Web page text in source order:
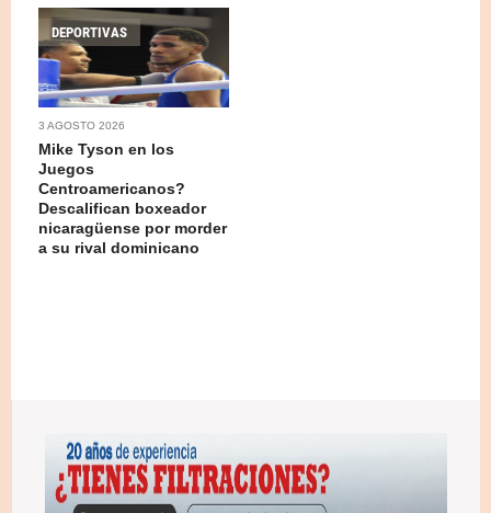
DEPORTIVAS
3 AGOSTO 2026
Mike Tyson en los
Juegos
Centroamericanos?
Descalifican boxeador
nicaragüense por morder
a su rival dominicano